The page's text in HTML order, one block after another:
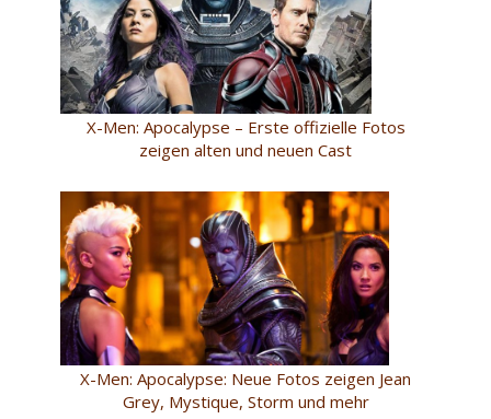
X-Men: Apocalypse – Erste offizielle Fotos
zeigen alten und neuen Cast
X-Men: Apocalypse: Neue Fotos zeigen Jean
Grey, Mystique, Storm und mehr